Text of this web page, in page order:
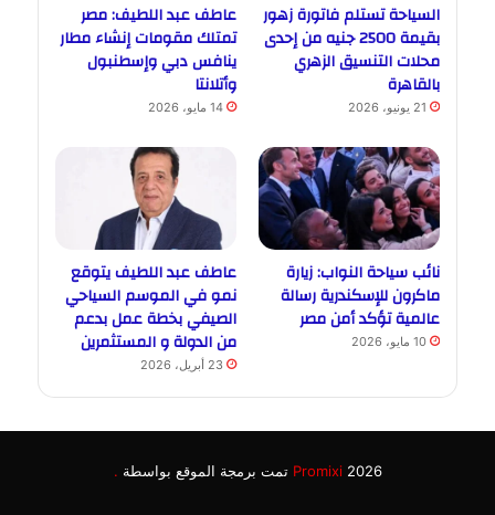
السياحة تستلم فاتورة زهور
بقيمة 2500 جنيه من إحدى
محلات التنسيق الزهري
بالقاهرة
21 يونيو، 2026
عاطف عبد اللطيف: مصر
تمتلك مقومات إنشاء مطار
ينافس دبي وإسطنبول
وأتلانتا
14 مايو، 2026
نائب سياحة النواب: زيارة
ماكرون للإسكندرية رسالة
عالمية تؤكد أمن مصر
10 مايو، 2026
عاطف عبد اللطيف يتوقع
نمو في الموسم السياحي
الصيفي بخطة عمل بدعم
من الدولة و المستثمرين
23 أبريل، 2026
Promixi2026 تمت برمجة الموقع بواسطة .